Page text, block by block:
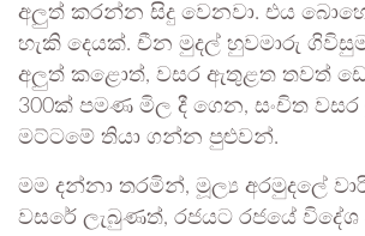
අලුත් කරන්න සිදු වෙනවා. එය
හැකි දෙයක්. චීන මුදල් හුවමාරු
අලුත් කළොත්, වසර ඇතුළත තවත්
300ක් පමණ මිල දී ගෙන, සංචිත වසර
මට්ටමේ තියා ගන්න පුළුවන්.
මම දන්නා තරමින්, මූල්‍ය අරමුදලේ
වසරේ ලැබුණත්, රජයට රජයේ